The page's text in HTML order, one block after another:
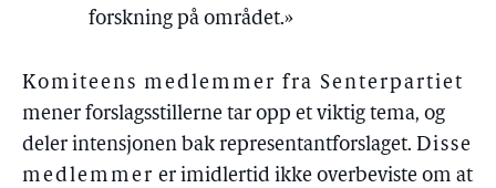
forskning på området.»
Komiteens medlemmer fra Senterpartiet
mener forslagsstillerne tar opp et viktig tema, og
deler intensjonen bak representantforslaget. Disse
medlemmer er imidlertid ikke overbeviste om at